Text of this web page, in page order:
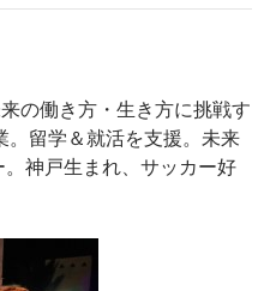
の働き方・生き方に挑戦す
。留学＆就活を支援。未来
神戸生まれ、サッカー好